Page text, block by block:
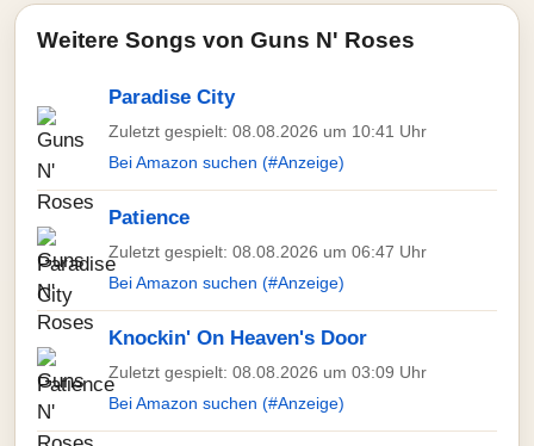
Weitere Songs von Guns N' Roses
Paradise City
Zuletzt gespielt: 08.08.2026 um 10:41 Uhr
Bei Amazon suchen (#Anzeige)
Patience
Zuletzt gespielt: 08.08.2026 um 06:47 Uhr
Bei Amazon suchen (#Anzeige)
Knockin' On Heaven's Door
Zuletzt gespielt: 08.08.2026 um 03:09 Uhr
Bei Amazon suchen (#Anzeige)